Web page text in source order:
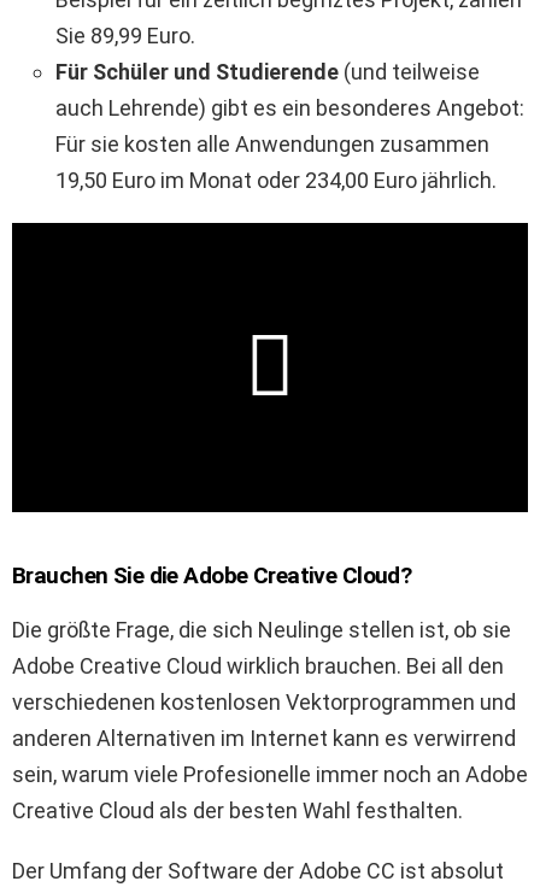
Sie 89,99 Euro.
Für Schüler und Studierende (und teilweise
auch Lehrende) gibt es ein besonderes Angebot:
Für sie kosten alle Anwendungen zusammen
19,50 Euro im Monat oder 234,00 Euro jährlich.
Brauchen Sie die Adobe Creative Cloud?
Die größte Frage, die sich Neulinge stellen ist, ob sie
Adobe Creative Cloud wirklich brauchen. Bei all den
verschiedenen kostenlosen Vektorprogrammen und
anderen Alternativen im Internet kann es verwirrend
sein, warum viele Profesionelle immer noch an Adobe
Creative Cloud als der besten Wahl festhalten.
Der Umfang der Software der Adobe CC ist absolut